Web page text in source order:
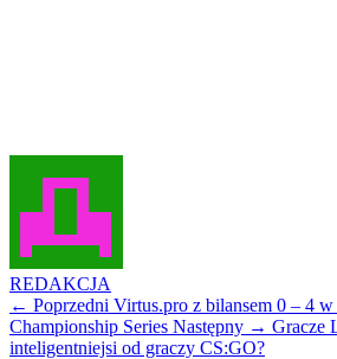
REDAKCJA
← Poprzedni Virtus.pro z bilansem 0 – 4
Championship Series Następny → Gracze
inteligentniejsi od graczy CS:GO?